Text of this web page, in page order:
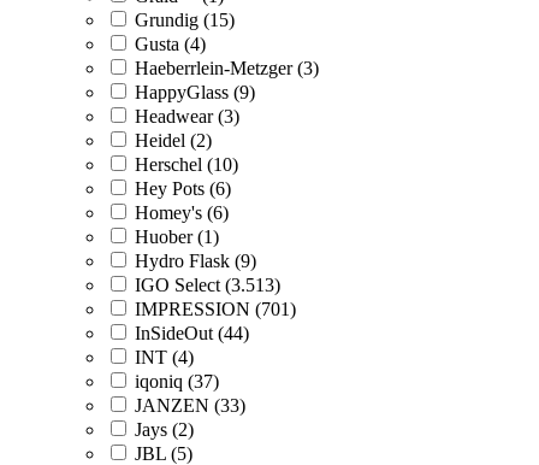
Grundig (15)
Gusta (4)
Haeberrlein-Metzger (3)
HappyGlass (9)
Headwear (3)
Heidel (2)
Herschel (10)
Hey Pots (6)
Homey's (6)
Huober (1)
Hydro Flask (9)
IGO Select (3.513)
IMPRESSION (701)
InSideOut (44)
INT (4)
iqoniq (37)
JANZEN (33)
Jays (2)
JBL (5)